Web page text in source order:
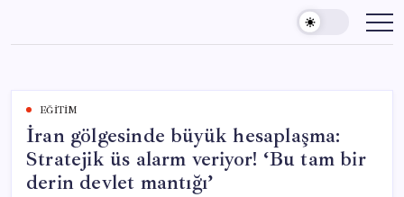
content
EĞITIM
İran gölgesinde büyük hesaplaşma:
Stratejik üs alarm veriyor! ‘Bu tam bir
derin devlet mantığı’